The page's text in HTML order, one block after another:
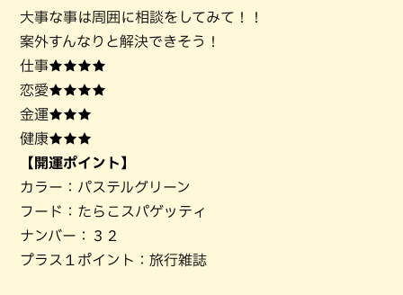
大事な事は周囲に相談をしてみて！！
案外すんなりと解決できそう！
仕事★★★★
恋愛★★★★
金運★★★
健康★★★
【開運ポイント】
カラー：パステルグリーン
フード：たらこスパゲッティ
ナンバー：３２
プラス１ポイント：旅行雑誌